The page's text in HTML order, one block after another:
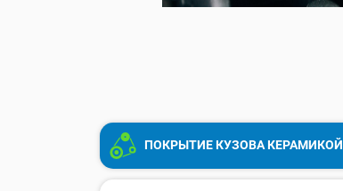
ПОКРЫТИЕ КУЗОВА КЕРАМИКОЙ